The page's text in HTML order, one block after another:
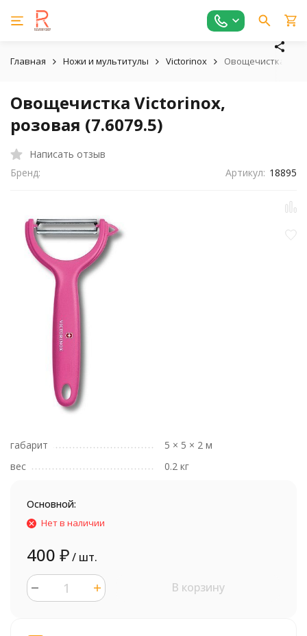
Главная Ножи и мультитулы Victorinox Овощечистка
Овощечистка Victorinox,
розовая (7.6079.5)
Написать отзыв
Бренд:
Артикул: 18895
габарит
5 × 5 × 2 м
вес
0.2 кг
Основной:
Нет в наличии
400 ₽/ шт.
В корзину